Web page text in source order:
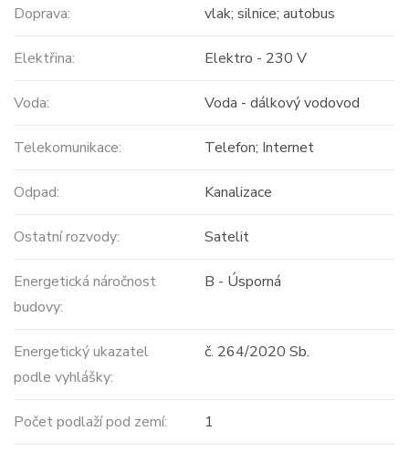
Doprava: vlak; silnice; autobus
Elektřina: Elektro - 230 V
Voda: Voda - dálkový vodovod
Telekomunikace: Telefon; Internet
Odpad: Kanalizace
Ostatní rozvody: Satelit
Energetická náročnost
budovy:
B - Úsporná
Energetický ukazatel
podle vyhlášky:
č. 264/2020 Sb.
Počet podlaží pod zemí: 1